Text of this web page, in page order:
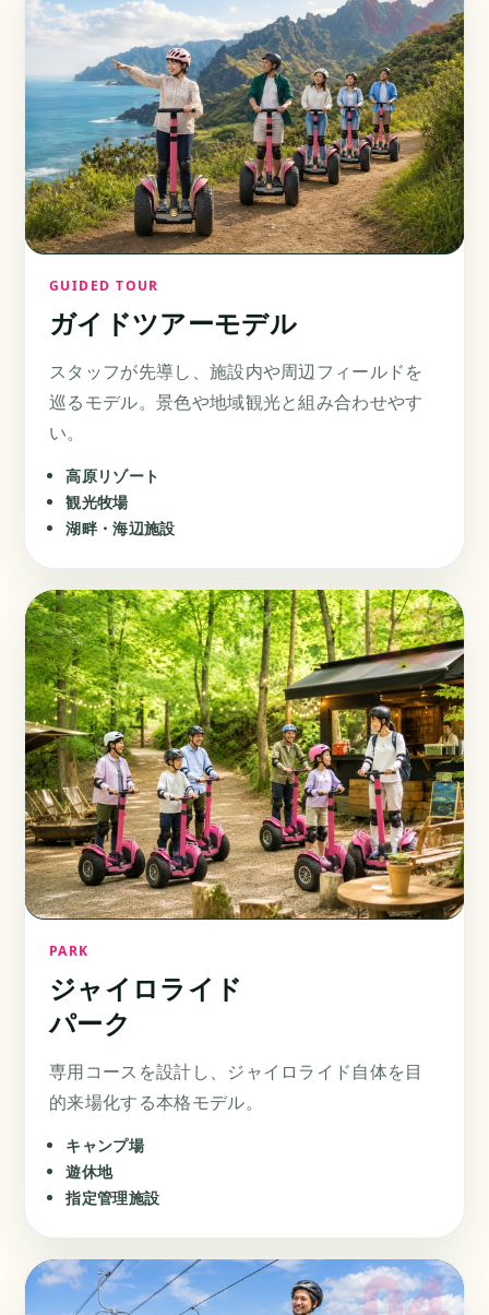
GUIDED TOUR
ガイドツアーモデル
スタッフが先導し、施設内や周辺フィールドを
巡るモデル。景色や地域観光と組み合わせやす
い。
高原リゾート
観光牧場
湖畔・海辺施設
PARK
ジャイロライド
パーク
専用コースを設計し、ジャイロライド自体を目
的来場化する本格モデル。
キャンプ場
遊休地
指定管理施設